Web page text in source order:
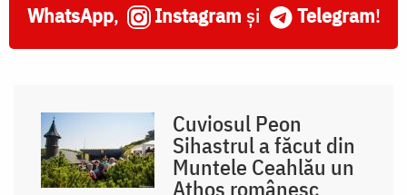
WhatsApp, Instagram și Telegram!
Cuviosul Peon
Sihastrul a făcut din
Muntele Ceahlău un
Athos românesc